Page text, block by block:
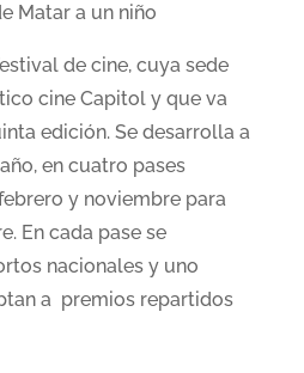
Matar a un niño
de cine, cuya sede
cine Capitol y que va
edición. Se desarrolla a
en cuatro pases
y noviembre para
En cada pase se
nacionales y uno
a premios repartidos